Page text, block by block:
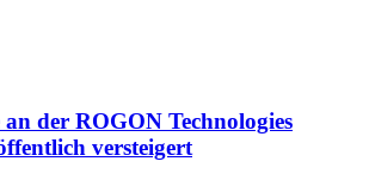
an der ROGON Technologies
versteigert